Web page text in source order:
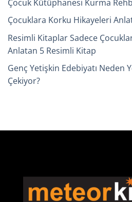
Çocuk Kütüphanesi Kurma
Çocuklara Korku Hikayeleri
Resimli Kitaplar Sadece Çocuklar
Anlatan 5 Resimli Kitap
Genç Yetişkin Edebiyatı Neden
Çekiyor?